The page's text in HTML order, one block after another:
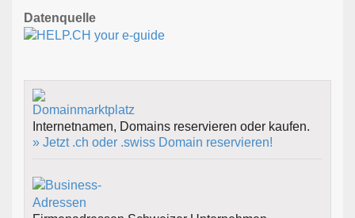
Datenquelle
Internetnamen, Domains reservieren oder kaufen.
» Jetzt .ch oder .swiss Domain reservieren!